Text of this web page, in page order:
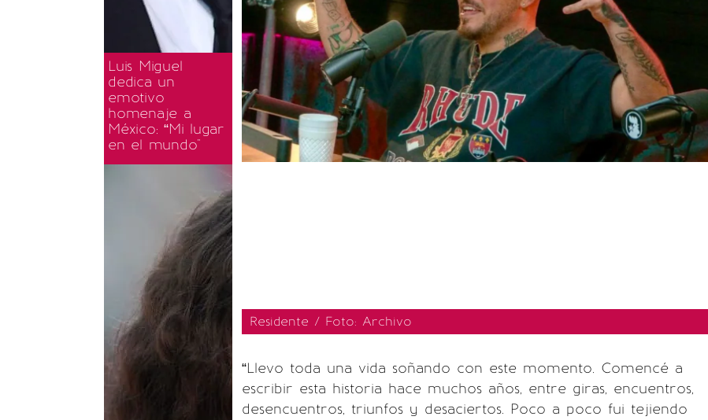
Luis Miguel
dedica un
emotivo
homenaje a
México: “Mi lugar
en el mundo"
Residente / Foto: Archivo
“Llevo toda una vida soñando con este momento. Comencé a
escribir esta historia hace muchos años, entre giras, encuentros,
desencuentros, triunfos y desaciertos. Poco a poco fui tejiendo